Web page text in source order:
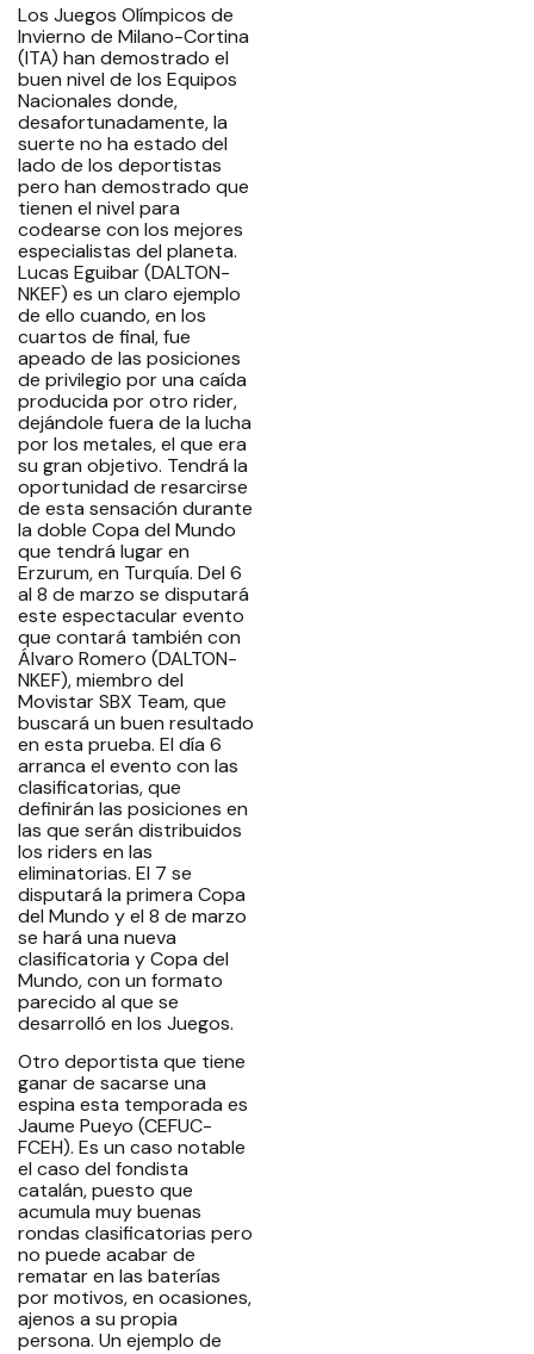
Los Juegos Olímpicos de
Invierno de Milano-Cortina
(ITA) han demostrado el
buen nivel de los Equipos
Nacionales donde,
desafortunadamente, la
suerte no ha estado del
lado de los deportistas
pero han demostrado que
tienen el nivel para
codearse con los mejores
especialistas del planeta.
Lucas Eguibar (DALTON-
NKEF) es un claro ejemplo
de ello cuando, en los
cuartos de final, fue
apeado de las posiciones
de privilegio por una caída
producida por otro rider,
dejándole fuera de la lucha
por los metales, el que era
su gran objetivo. Tendrá la
oportunidad de resarcirse
de esta sensación durante
la doble Copa del Mundo
que tendrá lugar en
Erzurum, en Turquía. Del 6
al 8 de marzo se disputará
este espectacular evento
que contará también con
Álvaro Romero (DALTON-
NKEF), miembro del
Movistar SBX Team, que
buscará un buen resultado
en esta prueba. El día 6
arranca el evento con las
clasificatorias, que
definirán las posiciones en
las que serán distribuidos
los riders en las
eliminatorias. El 7 se
disputará la primera Copa
del Mundo y el 8 de marzo
se hará una nueva
clasificatoria y Copa del
Mundo, con un formato
parecido al que se
desarrolló en los Juegos.
Otro deportista que tiene
ganar de sacarse una
espina esta temporada es
Jaume Pueyo (CEFUC-
FCEH). Es un caso notable
el caso del fondista
catalán, puesto que
acumula muy buenas
rondas clasificatorias pero
no puede acabar de
rematar en las baterías
por motivos, en ocasiones,
ajenos a su propia
persona. Un ejemplo de